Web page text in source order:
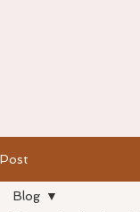
Post
Blog